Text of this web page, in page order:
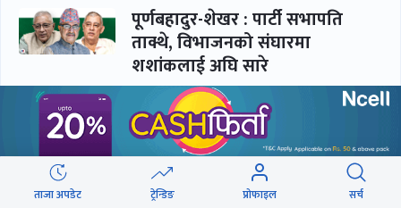
पूर्णबहादुर-शेखर : पार्टी सभापति
ताक्थे, विभाजनको संघारमा
शशांकलाई अघि सारे
कप्तानगञ्जमा झिल्को, गोलबजारमा
डढेलो
ताजा अपडेट ट्रेन्डिङ प्रोफाइल सर्च